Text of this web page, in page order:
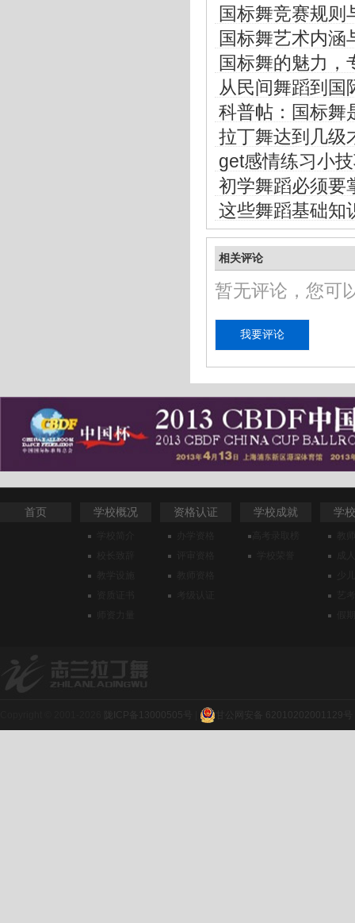
国标舞竞赛规则
国标舞艺术内涵
国标舞的魅力，
从民间舞蹈到国
科普帖：国标舞
拉丁舞达到几级
get感情练习小
初学舞蹈必须要
这些舞蹈基础知
相关评论
暂无评论，您可
首页 学校概况 资格认证 学校成就 学
甘公网安备 62010202001129号